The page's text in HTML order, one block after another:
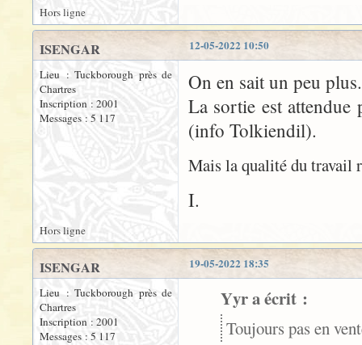
Hors ligne
12-05-2022 10:50
ISENGAR
Lieu : Tuckborough près de
Chartres
Inscription : 2001
Messages : 5 117
On en sait un peu plus.
La sortie est
(info Tolkiendil).
Mais la qualité du travail
I.
Hors ligne
19-05-2022 18:35
ISENGAR
Lieu : Tuckborough près de
Chartres
Inscription : 2001
Messages : 5 117
Yyr a écrit :
Toujours pas en